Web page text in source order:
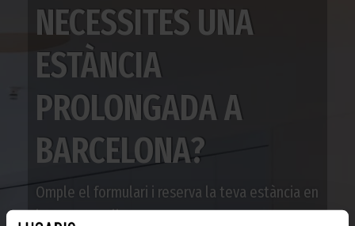
NECESSITES UNA
ESTÀNCIA
PROLONGADA A
BARCELONA?
Omple el formulari i reserva la teva estància en
la teva nova llar.